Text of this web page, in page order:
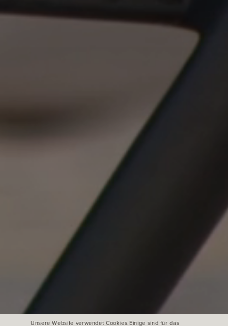
Unsere Website verwendet Cookies.Einige sind für das